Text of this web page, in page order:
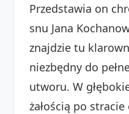
Przedstawia on
snu Jana
znajdzie tu
niezbędny do
utworu. W
żałością po